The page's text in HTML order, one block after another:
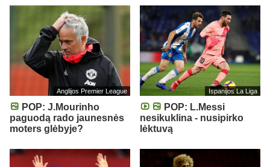
Anglijos Premier League
POP: J.Mourinho
paguodą rado jaunesnės
moters glėbyje?
Ispanijos La Liga
POP: L.Messi
nesikuklina - nusipirko
lėktuvą